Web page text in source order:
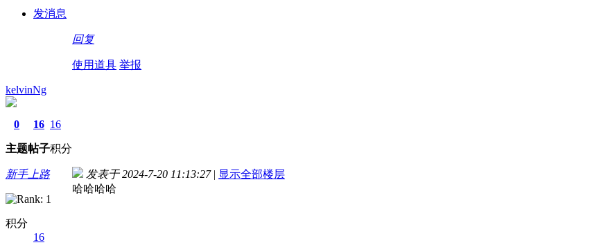
发消息
回复
使用道具 举报
kelvinNg
0
主题
16
帖子
16
积分
新手上路
积分
16
发表于 2024-7-20 11:13:27 | 显示全部楼层
哈哈哈哈